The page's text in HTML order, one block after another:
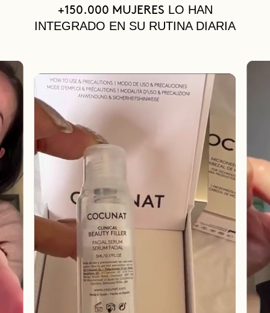
+150.000 MUJERES LO HAN
INTEGRADO EN SU RUTINA DIARIA